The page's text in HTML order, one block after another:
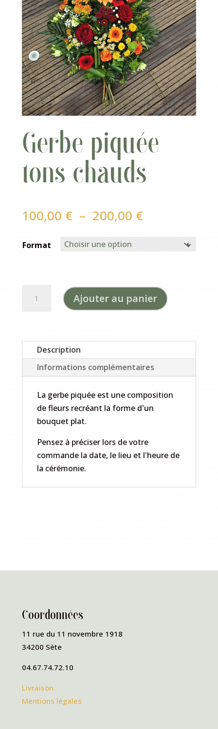
Gerbe piquée
tons chauds
100,00 € – 200,00 €Plage
Format
tons
chauds
Ajouter au panier
Description
Informations complémentaires
La gerbe piquée est une composition
de fleurs recréant la forme d'un
bouquet plat.
Pensez à préciser lors de votre
commande la date, le lieu et l'heure de
la cérémonie.
Coordonnées
11 rue du 11 novembre 1918
34200 Sète
04.67.74.72.10
Livraison
Mentions légales